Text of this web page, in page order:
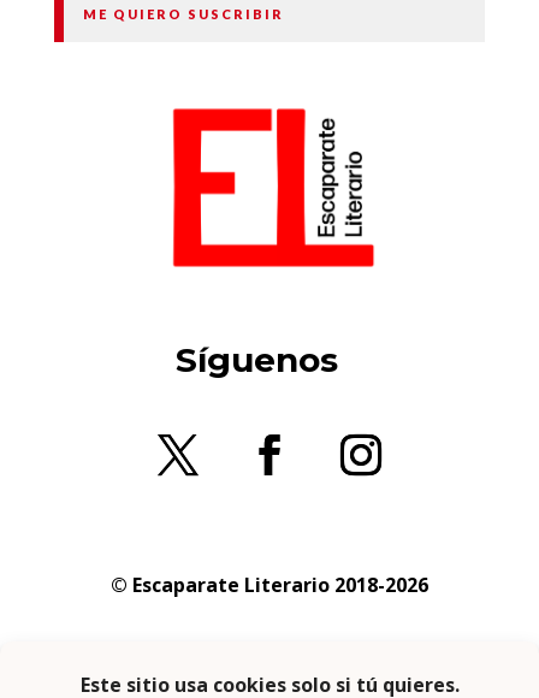
ME QUIERO SUSCRIBIR
Síguenos
© Escaparate Literario 2018-2026
privacidad